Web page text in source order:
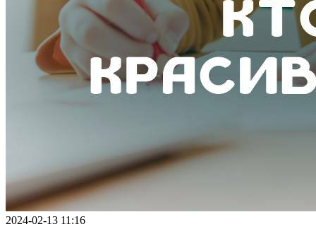
2024-02-13 11:16